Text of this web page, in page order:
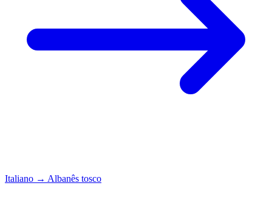
Italiano → Albanês tosco